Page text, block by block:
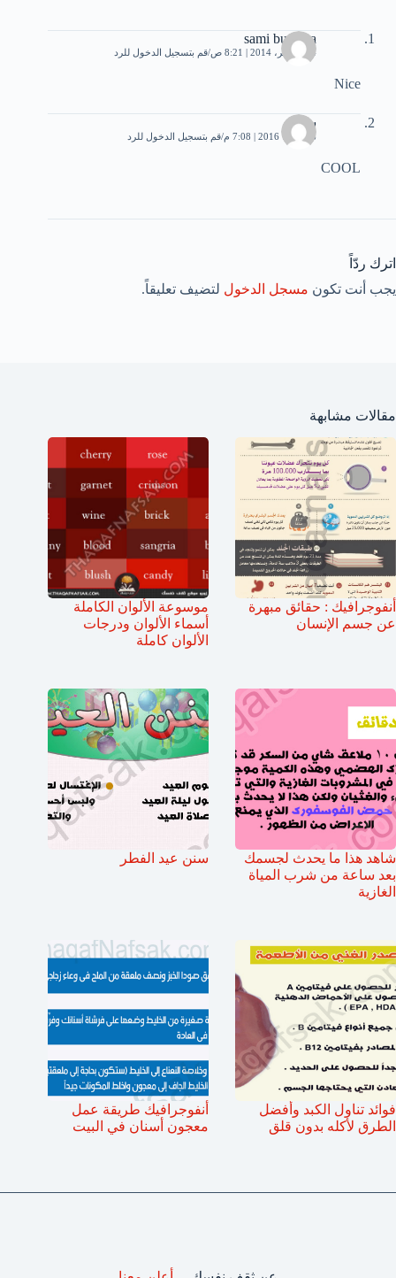
sami bushara
24 نوفمبر، 2014 | 8:21 ص قم بتسجيل الدخول للرد
Nice
سارة
6 أكتوبر، 2016 | 7:08 م قم بتسجيل الدخول للرد
COOL
اترك ردّاً
يجب أنت تكون مسجل الدخول لتضيف تعليقاً.
مقالات مشابهة
أنفوجرافيك : حقائق مبهرة
عن جسم الإنسان
موسوعة الألوان الكاملة
أسماء الألوان ودرجات
الألوان كاملة
شاهد هذا ما يحدث لجسمك
بعد ساعة من شرب المياة
الغازية
سنن عيد الفطر
فوائد تناول الكبد وأفضل
الطرق لأكله بدون قلق
أنفوجرافيك طريقة عمل
معجون أسنان في البيت